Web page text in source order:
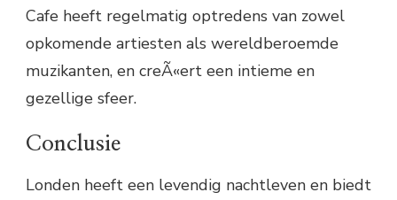
Cafe heeft regelmatig optredens van zowel
opkomende artiesten als wereldberoemde
muzikanten, en creÃ«ert een intieme en
gezellige sfeer.
Conclusie
Londen heeft een levendig nachtleven en biedt